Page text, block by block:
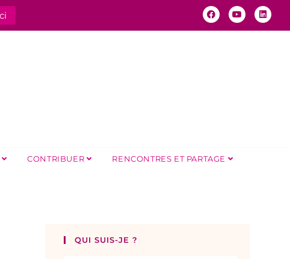
CONTRIBUER RENCONTRES ET PARTAGE
QUI SUIS-JE ?